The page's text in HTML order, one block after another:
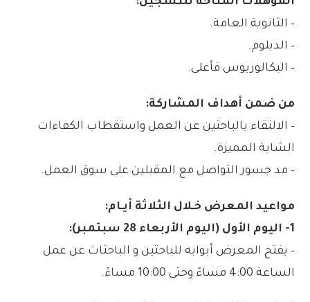
– الثانوية العامة.
– الدبلوم.
– البكالوريوس فأعلى.
من ضمن أهداف المشاركة:
– الالتقاء بالباحثين عن العمل واستقطاب الكفاءات
الشابة المميزة.
– مد جسور التواصل مع المقبلين على سوق العمل.
مواعيد المعرض خـلال الثلاثة أيـام:
1- اليوم الأول (اليوم الأربعاء 28 سبتمبر):
– يفتح المعرض أبوابه للباحثين و الباحثات عن عمل
الساعة 4:00 مساءً وحتى 10:00 مساءً.